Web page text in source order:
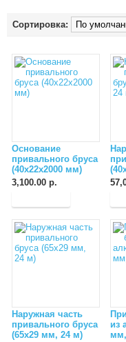
Сортировка:
Основание
привального бруса
(40х22x2000 мм)
3,100.00 р.
Наружная часть
привального бруса
(65х29 мм, 24 м)
из